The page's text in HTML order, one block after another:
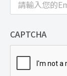
CAPTCHA